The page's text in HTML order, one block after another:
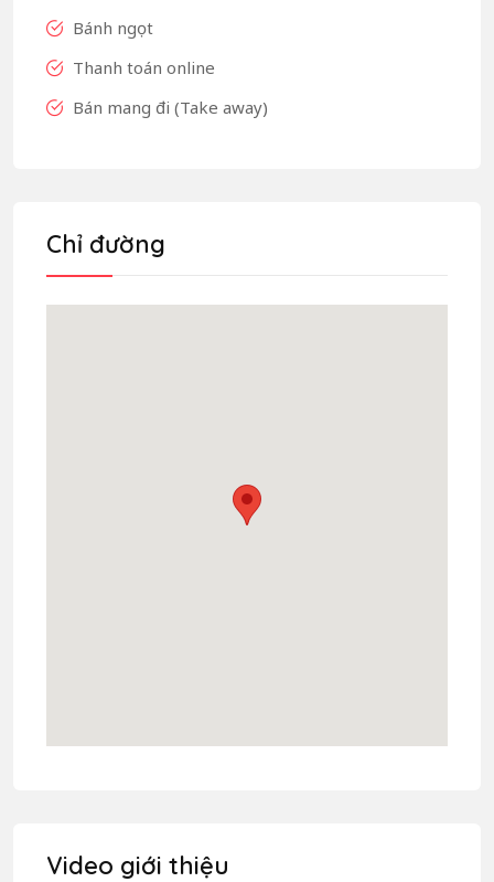
Bánh ngọt
Thanh toán online
Bán mang đi (Take away)
Chỉ đường
Video giới thiệu